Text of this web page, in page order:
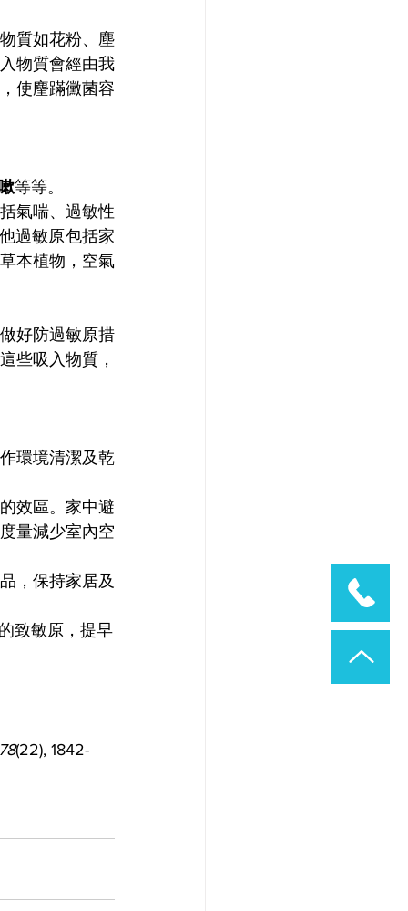
質如花粉、塵
物質會經由我
使麈蹣黴菌容
等等。
氣喘、過敏性
過敏原包括家
本植物，空氣
好防過敏原措
些吸入物質，
環境清潔及乾
效區。家中避
量減少室內空
，保持家居及
致敏原，提早
(22), 1842-